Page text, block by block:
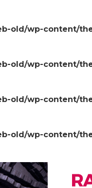
old/wp-content/
old/wp-content/
old/wp-content/
old/wp-content/